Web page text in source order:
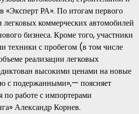
«Эксперт РА». По итогам первого
легковых коммерческих автомобилей
бизнеса. Кроме того, участники
техники с пробегом (в том числе
реализации легковых
высокими ценами на новые
с подержанными»,— поясняет
по работе с импортерами
Александр Корнев.